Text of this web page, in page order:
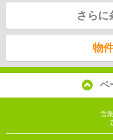
さらに
物
ペ
営